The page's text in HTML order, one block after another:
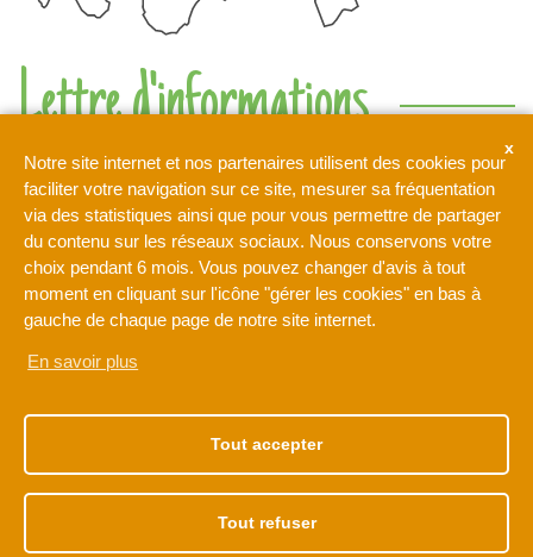
Notre site internet et nos partenaires utilisent des cookies pour
faciliter votre navigation sur ce site, mesurer sa fréquentation
via des statistiques ainsi que pour vous permettre de partager
du contenu sur les réseaux sociaux. Nous conservons votre
choix pendant 6 mois. Vous pouvez changer d'avis à tout
moment en cliquant sur l'icône "gérer les cookies" en bas à
gauche de chaque page de notre site internet.
En savoir plus
Tout accepter
Tout refuser
Lettre d'informations
de la Brie
Votre adresse de messagerie est uniquement utilisée pour
vous envoyer notre lettre d'information ainsi que des
informations concernant les activités de L'Orée de la Brie. Vous
pouvez à tout moment utiliser le lien de désabonnement intégré
dans la newsletter.
77170 BRIE-COMTE-
ROBERT
01 60 62 15 81
de 9h à 12h30
et de 13h30 à 17h30